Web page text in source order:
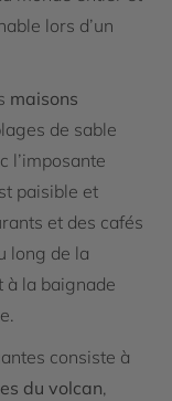
lors d’un
maisons
de sable
l’imposante
paisible et
et des cafés
long de la
à la baignade
consiste à
du volcan,